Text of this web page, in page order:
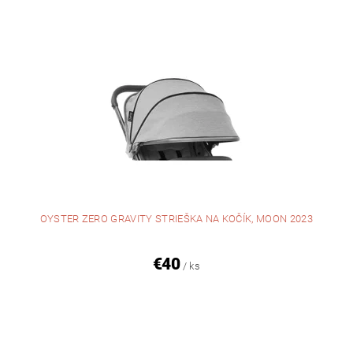
OYSTER ZERO GRAVITY STRIEŠKA NA KOČÍK, MOON 2023
€40 / ks